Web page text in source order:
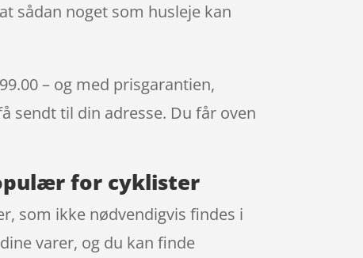
sådan noget som husleje kan
– og med prisgarantien,
sendt til din adresse. Du får oven
for cyklister
som ikke nødvendigvis findes i
varer, og du kan finde